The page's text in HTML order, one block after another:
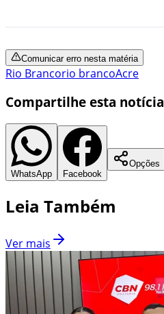
Comunicar erro nesta matéria
Rio Brancorio brancoAcre
Compartilhe esta notícia
WhatsApp Facebook
Opções
Leia Também
Ver mais